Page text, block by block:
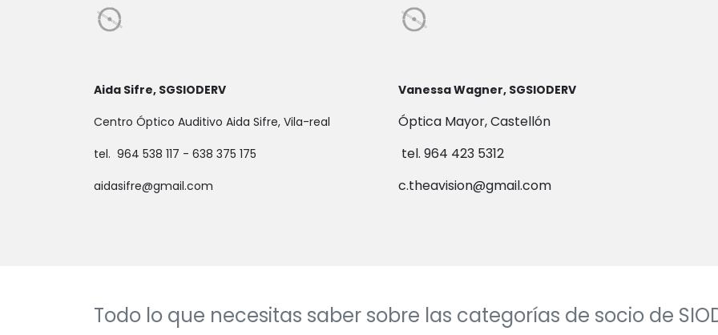
Aida Sifre, SGSIODERV
Centro Óptico Auditivo Aida Sifre, Vila-real
tel. 964 538 117 - 638 375 175
aidasifre@gmail.com
Vanessa Wagner, SGSIODERV
Óptica Mayor, Castellón
tel. 964 423 5312
c.theavision@gmail.com
Todo lo que necesitas saber sobre las categorías de socio de